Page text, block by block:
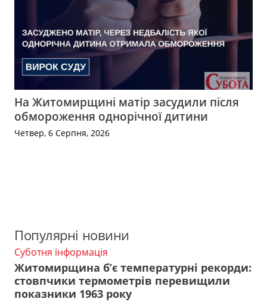
На Житомирщині матір засудили після
обмороження однорічної дитини
Четвер, 6 Серпня, 2026
Популярні новини
Суботня інформація
Житомирщина б’є температурні рекорди:
стовпчики термометрів перевищили
показники 1963 року